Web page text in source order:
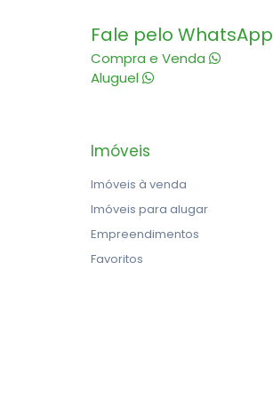
Fale pelo WhatsApp
Compra e Venda
Aluguel
Imóveis
Imóveis à venda
Imóveis para alugar
Empreendimentos
Favoritos